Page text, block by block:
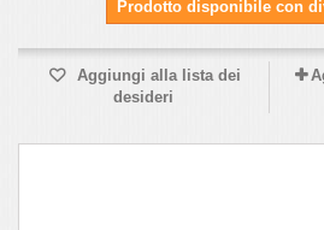
Prodotto disponibile con
Aggiungi alla lista dei
desideri